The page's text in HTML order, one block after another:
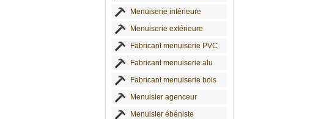
Menuiserie intérieure
Menuiserie extérieure
Fabricant menuiserie PVC
Fabricant menuiserie alu
Fabricant menuiserie bois
Menuisier agenceur
Menuisier ébéniste